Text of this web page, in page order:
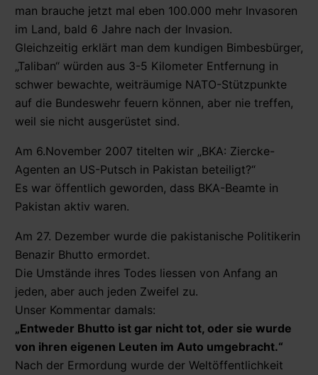
man brauche jetzt mal eben 100.000 mehr Invasoren
im Land, bald 6 Jahre nach der Invasion.
Gleichzeitig erklärt man dem kundigen Bimbesbürger,
„Taliban“ würden aus 3-5 Kilometer Entfernung in
schwer bewachte, weiträumige NATO-Stützpunkte
auf die Bundeswehr feuern können, aber nie treffen,
weil sie nicht ausgerüstet sind.
Am 6.November 2007 titelten wir „BKA: Ziercke-
Agenten an US-Putsch in Pakistan beteiligt?“
Es war öffentlich geworden, dass BKA-Beamte in
Pakistan aktiv waren.
Am 27. Dezember wurde die pakistanische Politikerin
Benazir Bhutto ermordet.
Die Umstände ihres Todes liessen von Anfang an
jeden, aber auch jeden Zweifel zu.
Unser Kommentar damals:
„Entweder Bhutto ist gar nicht tot, oder sie wurde
von ihren eigenen Leuten im Auto umgebracht.“
Nach der Ermordung wurde der Weltöffentlichkeit